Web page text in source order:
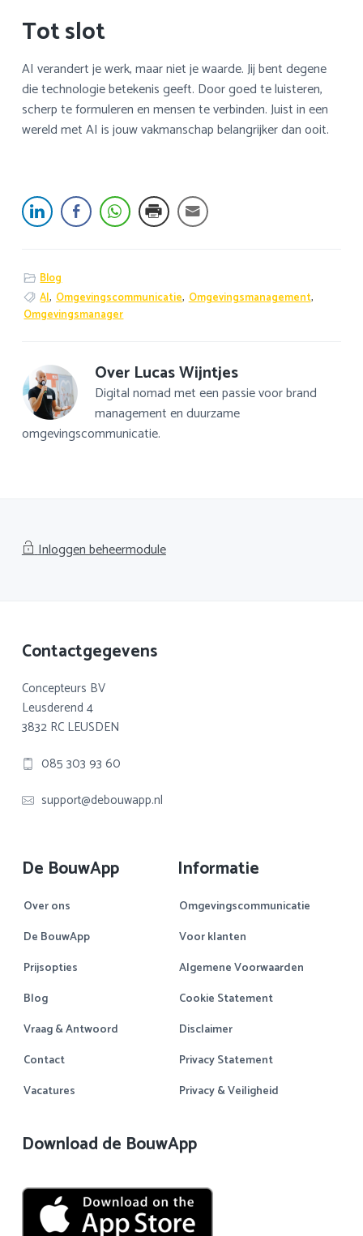
Tot slot
AI verandert je werk, maar niet je waarde. Jij bent degene
die technologie betekenis geeft. Door goed te luisteren,
scherp te formuleren en mensen te verbinden. Juist in een
wereld met AI is jouw vakmanschap belangrijker dan ooit.
Blog
AI, Omgevingscommunicatie, Omgevingsmanagement,
Omgevingsmanager
Over Lucas Wijntjes
Digital nomad met een passie voor brand
management en duurzame
omgevingscommunicatie.
Inloggen beheermodule
Footer
Contactgegevens
Concepteurs BV
Leusderend 4
3832 RC LEUSDEN
085 303 93 60
support@debouwapp.nl
De BouwApp
Over ons
De BouwApp
Prijsopties
Blog
Vraag & Antwoord
Contact
Vacatures
Informatie
Omgevingscommunicatie
Voor klanten
Algemene Voorwaarden
Cookie Statement
Disclaimer
Privacy Statement
Privacy & Veiligheid
Download de BouwApp